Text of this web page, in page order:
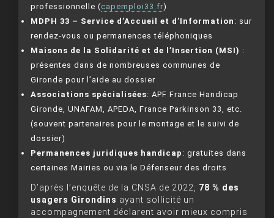
professionnelle (capemploi33.fr)
MDPH 33 – Service d’Accueil et d’Information : sur
rendez-vous ou permanences téléphoniques
Maisons de la Solidarité et de l’Insertion (MSI) :
présentes dans de nombreuses communes de
Gironde pour l’aide au dossier
Associations spécialisées: APF France Handicap
Gironde, UNAFAM, APEDA, France Parkinson 33, etc.
(souvent partenaires pour le montage et le suivi de
dossier)
Permanences juridiques handicap : gratuites dans
certaines Mairies ou via le Défenseur des droits
D’après l’enquête de la CNSA de 2022, 78 % des
usagers Girondins ayant sollicité un
accompagnement déclarent avoir mieux compris